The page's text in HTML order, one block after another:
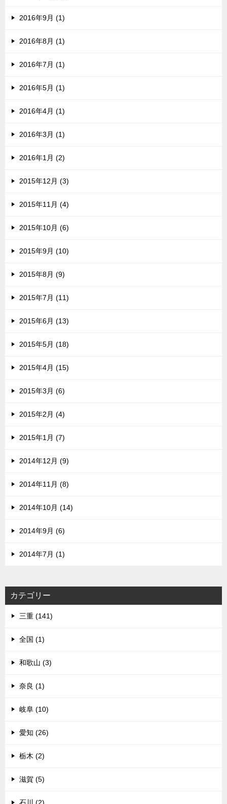
2016年9月 (1)
2016年8月 (1)
2016年7月 (1)
2016年5月 (1)
2016年4月 (1)
2016年3月 (1)
2016年1月 (2)
2015年12月 (3)
2015年11月 (4)
2015年10月 (6)
2015年9月 (10)
2015年8月 (9)
2015年7月 (11)
2015年6月 (13)
2015年5月 (18)
2015年4月 (15)
2015年3月 (6)
2015年2月 (4)
2015年1月 (7)
2014年12月 (9)
2014年11月 (8)
2014年10月 (14)
2014年9月 (6)
2014年7月 (1)
カテゴリー
三重 (141)
全国 (1)
和歌山 (3)
奈良 (1)
岐阜 (10)
愛知 (26)
栃木 (2)
滋賀 (5)